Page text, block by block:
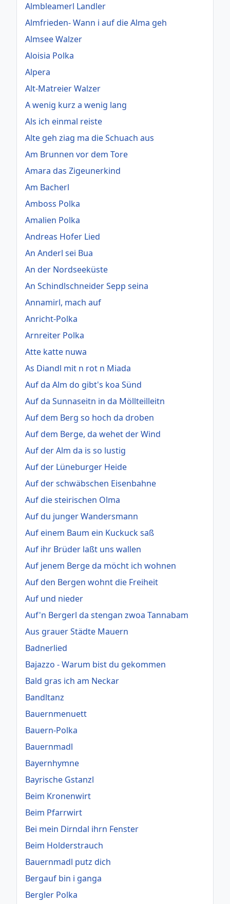
Almbleamerl Landler
Almfrieden- Wann i auf die Alma geh
Almsee Walzer
Aloisia Polka
Alpera
Alt-Matreier Walzer
A wenig kurz a wenig lang
Als ich einmal reiste
Alte geh ziag ma die Schuach aus
Am Brunnen vor dem Tore
Amara das Zigeunerkind
Am Bacherl
Amboss Polka
Amalien Polka
Andreas Hofer Lied
An Anderl sei Bua
An der Nordseeküste
An Schindlschneider Sepp seina
Annamirl, mach auf
Anricht-Polka
Arnreiter Polka
Atte katte nuwa
As Diandl mit n rot n Miada
Auf da Alm do gibt's koa Sünd
Auf da Sunnaseitn in da Möllteilleitn
Auf dem Berg so hoch da droben
Auf dem Berge, da wehet der Wind
Auf der Alm da is so lustig
Auf der Lüneburger Heide
Auf der schwäbschen Eisenbahne
Auf die steirischen Olma
Auf du junger Wandersmann
Auf einem Baum ein Kuckuck saß
Auf ihr Brüder laßt uns wallen
Auf jenem Berge da möcht ich wohnen
Auf den Bergen wohnt die Freiheit
Auf und nieder
Auf'n Bergerl da stengan zwoa Tannabam
Aus grauer Städte Mauern
Badnerlied
Bajazzo - Warum bist du gekommen
Bald gras ich am Neckar
Bandltanz
Bauernmenuett
Bauern-Polka
Bauernmadl
Bayernhymne
Bayrische Gstanzl
Beim Kronenwirt
Beim Pfarrwirt
Bei mein Dirndal ihrn Fenster
Beim Holderstrauch
Bauernmadl putz dich
Bergauf bin i ganga
Bergler Polka